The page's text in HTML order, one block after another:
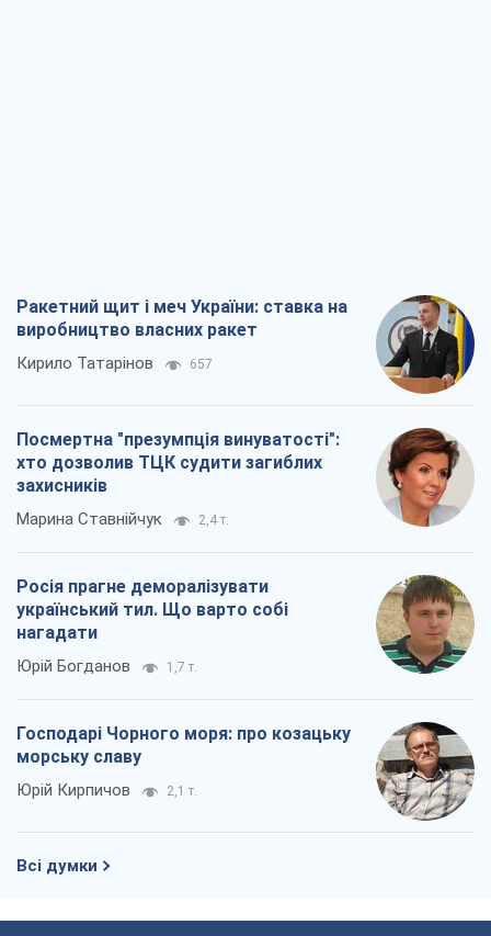
Ракетний щит і меч України: ставка на
виробництво власних ракет
Кирило Татарінов 657
Посмертна "презумпція винуватості":
хто дозволив ТЦК судити загиблих
захисників
Марина Ставнійчук 2,4 т.
Росія прагне деморалізувати
український тил. Що варто собі
нагадати
Юрій Богданов 1,7 т.
Господарі Чорного моря: про козацьку
морську славу
Юрій Кирпичов 2,1 т.
Всі думки